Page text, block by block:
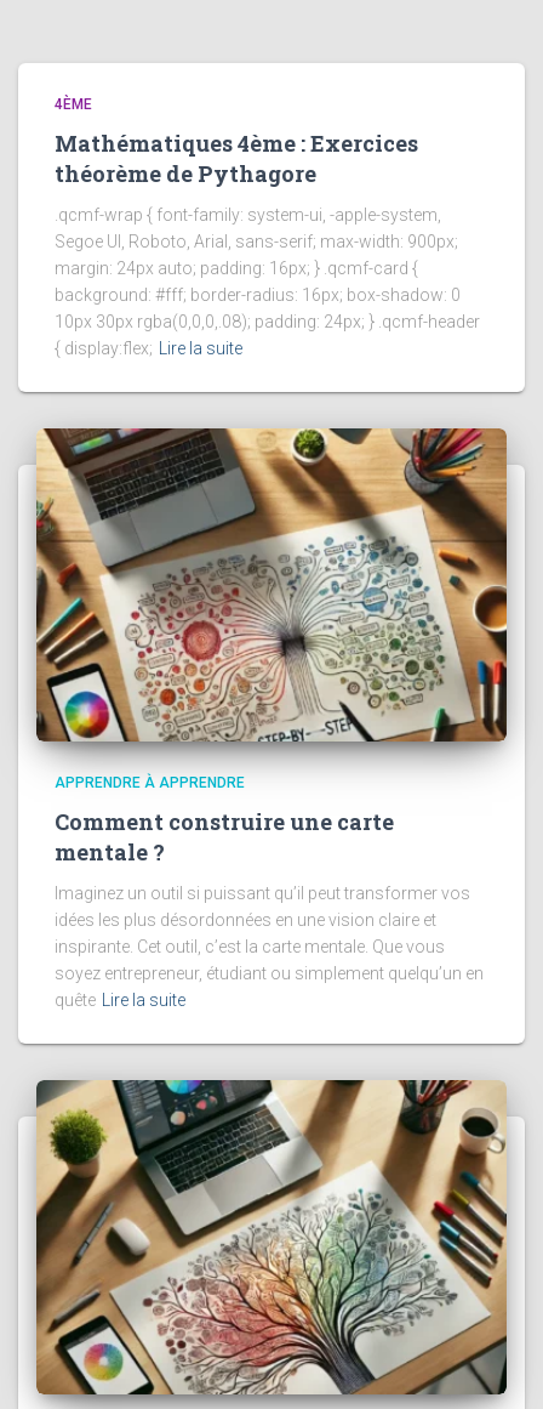
4ÈME
Mathématiques 4ème : Exercices
théorème de Pythagore
.qcmf-wrap { font-family: system-ui, -apple-system,
Segoe UI, Roboto, Arial, sans-serif; max-width: 900px;
margin: 24px auto; padding: 16px; } .qcmf-card {
background: #fff; border-radius: 16px; box-shadow: 0
10px 30px rgba(0,0,0,.08); padding: 24px; } .qcmf-header
{ display:flex;
Lire la suite
APPRENDRE À APPRENDRE
Comment construire une carte
mentale ?
Imaginez un outil si puissant qu’il peut transformer vos
idées les plus désordonnées en une vision claire et
inspirante. Cet outil, c’est la carte mentale. Que vous
soyez entrepreneur, étudiant ou simplement quelqu’un en
quête Lire la suite